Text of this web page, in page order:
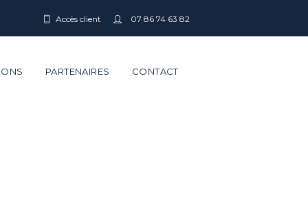
Accès client 07 86 74 63 82
PARTENAIRES CONTACT